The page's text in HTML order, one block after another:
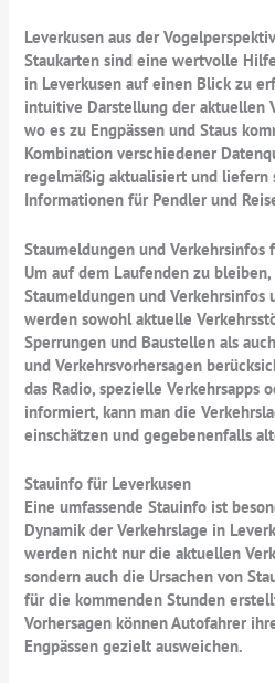
Leverkusen aus der
Staukarten sind eine wertvolle
in Leverkusen auf einen Blick zu
intuitive Darstellung der aktuellen
wo es zu Engpässen und Staus
Kombination verschiedener
regelmäßig aktualisiert und liefern
Informationen für Pendler und
Staumeldungen und Verkehrsinfos
Um auf dem Laufenden zu
Staumeldungen und Verkehrsinfos
werden sowohl aktuelle
Sperrungen und Baustellen als
und Verkehrsvorhersagen
das Radio, spezielle Verkehrsapps
informiert, kann man die
einschätzen und gegebenenfalls
Stauinfo für Leverkusen
Eine umfassende Stauinfo ist
Dynamik der Verkehrslage in
werden nicht nur die aktuellen
sondern auch die Ursachen von
für die kommenden Stunden
Vorhersagen können Autofahrer
Engpässen gezielt ausweichen.